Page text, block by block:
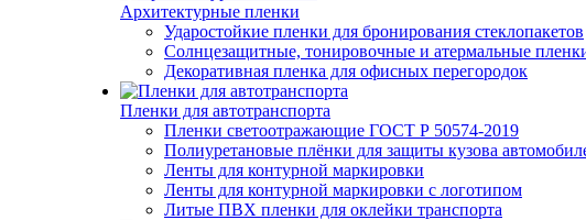
Архитектурные пленки
Ударостойкие пленки для бронирования стеклопакетов
Солнцезащитные, тонировочные и атермальные
Декоративная пленка для офисных перегородок
Пленки для автотранспорта
Пленки светоотражающие ГОСТ Р 50574-2019
Полиуретановые плёнки для защиты кузова
Ленты для контурной маркировки
Ленты для контурной маркировки с логотипом
Литые ПВХ пленки для оклейки транспорта